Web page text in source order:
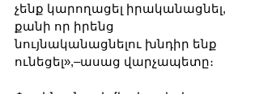
չենք կարողացել իրականացնել,
քանի որ իրենց
նույնականացնելու խնդիր ենք
ունեցել»,–ասաց վարչապետը։